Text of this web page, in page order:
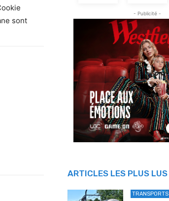
sont
- Publicité -
ARTICLES LES PLUS LUS
TRANSPORTS